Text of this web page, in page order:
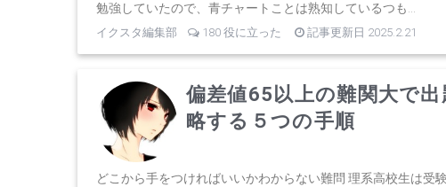
勉強していたので、青チャートことは熟知しているつも...
イクスタ編集部 180 役に立った 記事更新日 2025.2.21
偏差値65以上の難関大で
略する５つの手順
どこから手をつければいいかわからない難問 理系高校生は